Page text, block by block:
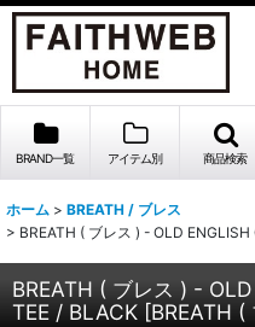
BRAND一覧 アイテム別 商品検索
ホーム > BREATH / ブレス
> BREATH ( ブレス ) - OLD
BREATH ( ブレス ) -
TEE / BLACK [BREATH